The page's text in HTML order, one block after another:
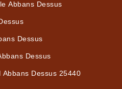
Abbans Dessus
Dessus
Dessus
Dessus 25440